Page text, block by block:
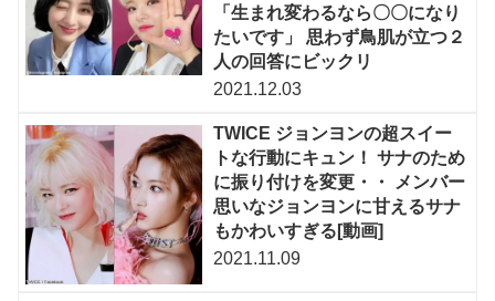
「生まれ変わるなら〇〇になり
たいです」 思わず鳥肌が立つ２
人の回答にビックリ
2021.12.03
TWICE ジョンヨンの超スイー
トな行動にキュン！ サナのため
に振り付けを変更・・ メンバー
思いなジョンヨンに甘えるサナ
もかわいすぎる[動画]
2021.11.09